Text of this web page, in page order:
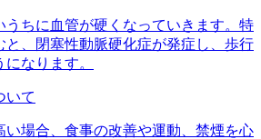
うちに血管が硬くなっていきます。特
と、閉塞性動脈硬化症が発症し、歩行
なります。
いて
い場合、食事の改善や運動、禁煙を心